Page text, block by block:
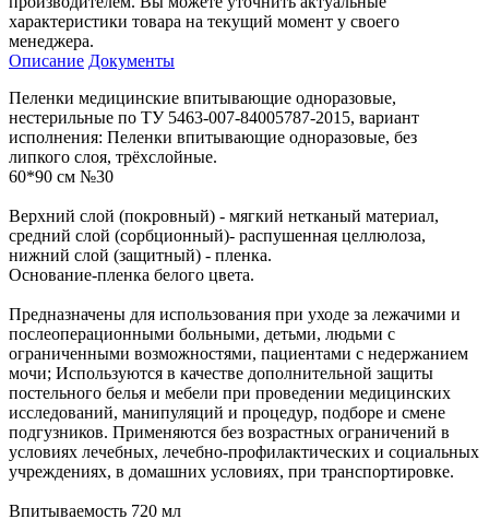
характеристики товара на текущий момент у своего
менеджера.
Описание Документы
Пеленки медицинские впитывающие одноразовые,
нестерильные по ТУ 5463-007-84005787-2015, вариант
исполнения: Пеленки впитывающие одноразовые, без
липкого слоя, трёхслойные.
60*90 см №30
Верхний слой (покровный) - мягкий нетканый материал,
средний слой (сорбционный)- распушенная целлюлоза,
нижний слой (защитный) - пленка.
Основание-пленка белого цвета.
Предназначены для использования при уходе за лежачими и
послеоперационными больными, детьми, людьми с
ограниченными возможностями, пациентами с недержанием
мочи; Используются в качестве дополнительной защиты
постельного белья и мебели при проведении медицинских
исследований, манипуляций и процедур, подборе и смене
подгузников. Применяются без возрастных ограничений в
условиях лечебных, лечебно-профилактических и социальных
учреждениях, в домашних условиях, при транспортировке.
Впитываемость 720 мл